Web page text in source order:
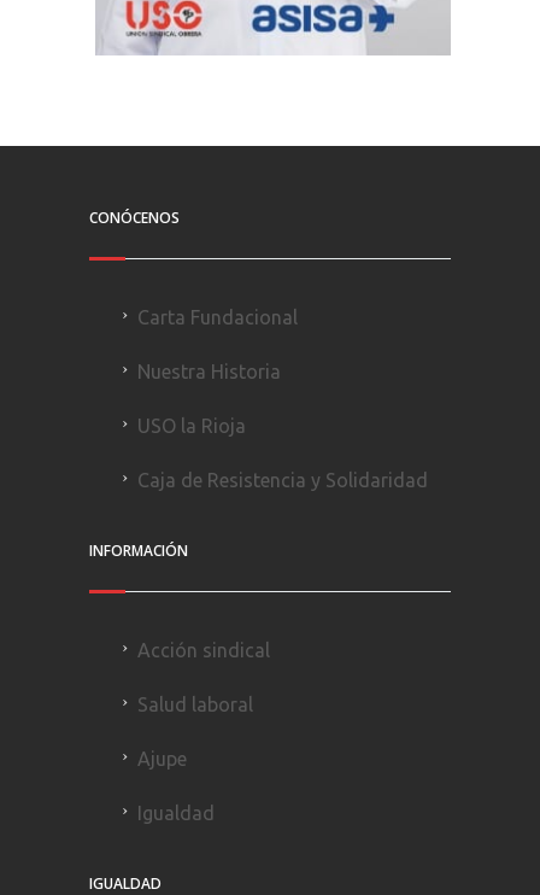
CONÓCENOS
Carta Fundacional
Nuestra Historia
USO la Rioja
Caja de Resistencia y Solidaridad
INFORMACIÓN
Acción sindical
Salud laboral
Ajupe
Igualdad
IGUALDAD